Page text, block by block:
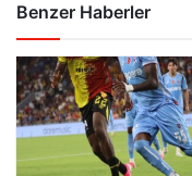
Benzer Haberler